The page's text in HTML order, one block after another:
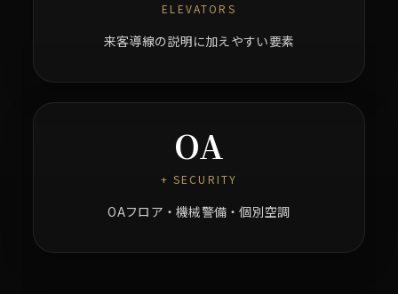
ELEVATORS
来客導線の説明に加えやすい要素
OA
+ SECURITY
OAフロア・機械警備・個別空調